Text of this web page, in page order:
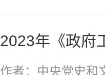
2023年《政府
作者：中央党史和